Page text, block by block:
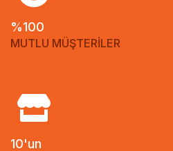
%100
MUTLU MÜŞTERİLER
10'un